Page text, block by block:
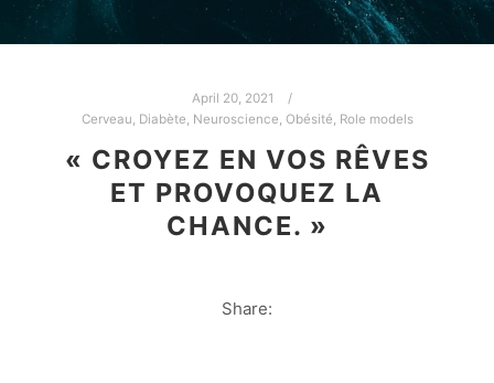
April 20, 2021
Cerveau, Diabète, Neuroscience, Obésité, Role models
« CROYEZ EN VOS RÊVES
ET PROVOQUEZ LA
CHANCE. »
Share: